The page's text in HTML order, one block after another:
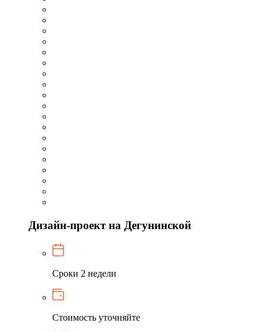
Дизайн-проект на Дегунинской
Сроки 2 недели
Стоимость уточняйте